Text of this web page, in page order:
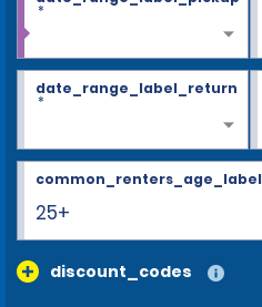
*
date_range_label_return
*
25+
common_renters_age_label
discount_codes